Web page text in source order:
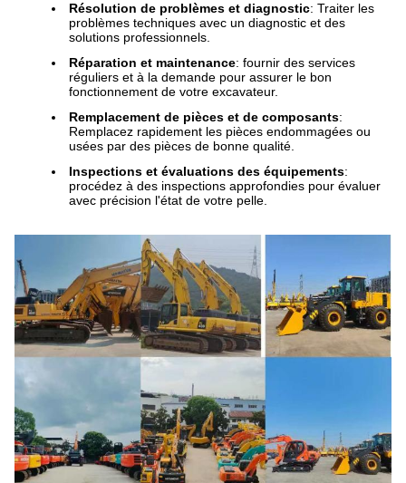
Résolution de problèmes et diagnostic: Traiter les
problèmes techniques avec un diagnostic et des
solutions professionnels.
Réparation et maintenance: fournir des services
réguliers et à la demande pour assurer le bon
fonctionnement de votre excavateur.
Remplacement de pièces et de composants:
Remplacez rapidement les pièces endommagées ou
usées par des pièces de bonne qualité.
Inspections et évaluations des équipements:
procédez à des inspections approfondies pour évaluer
avec précision l'état de votre pelle.